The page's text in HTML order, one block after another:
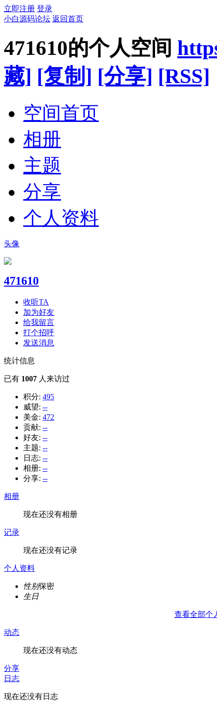
立即注册 登录
小白源码论坛 返回首页
471610的个人空间
藏] [复制] [分享] [RSS]
空间首页
相册
主题
分享
个人资料
头像
471610
收听TA
加为好友
给我留言
打个招呼
发送消息
统计信息
已有 1007 人来访过
积分: 495
威望: --
美金: 472
贡献: --
好友: --
主题: --
日志: --
相册: --
分享: --
相册
现在还没有相册
记录
现在还没有记录
个人资料
性别保密
生日
查看全部个
动态
现在还没有动态
分享
日志
现在还没有日志